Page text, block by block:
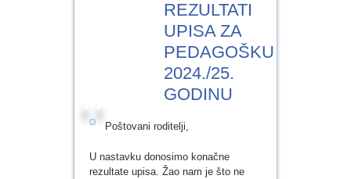
REZULTATI
UPISA ZA
PEDAGOŠKU
2024./25.
GODINU
Poštovani roditelji,
U nastavku donosimo konačne
rezultate upisa. Žao nam je što ne